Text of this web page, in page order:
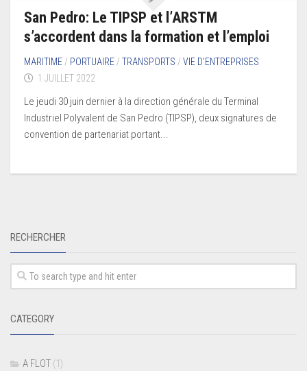
San Pedro: Le TIPSP et l’ARSTM
s’accordent dans la formation et l’emploi
MARITIME / PORTUAIRE /TRANSPORTS /VIE D’ENTREPRISES
1 JUILLET 2022
Le jeudi 30 juin dernier à la direction générale du Terminal
Industriel Polyvalent de San Pedro (TIPSP), deux signatures de
convention de partenariat portant...
RECHERCHER
CATEGORY
A FLOT (1)